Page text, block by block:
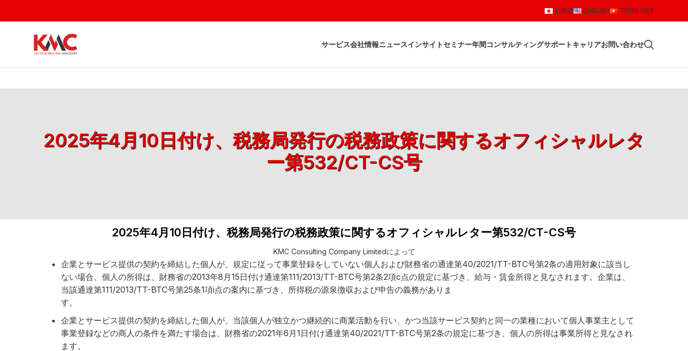
日本語 ENGLISH TIẾNG VIỆT
サービス会社情報ニュースインサイトセミナー年間コンサルティングサポートキャリアお問い合わせ
2025年4月10日付け、税務局発行の税務政策に関するオフィシャルレタ
ー第532/CT-CS号
2025年4月10日付け、税務局発行の税務政策に関するオフィシャルレター第532/CT-CS号
KMC Consulting Company Limitedによって
企業とサービス提供の契約を締結した個人が、規定に従って事業登録をしていない個人および財務省の通達第40/2021/TT-BTC号第2条の適用対象に該当し
ない場合、個人の所得は、財務省の2013年8月15日付け通達第111/2013/TT-BTC号第2条2項c点の規定に基づき、給与・賃金所得と見なされます。企業は、
当該通達第111/2013/TT-BTC号第25条1項i点の案内に基づき、所得税の源泉徴収および申告の義務がありま
す。
企業とサービス提供の契約を締結した個人が、当該個人が独立かつ継続的に商業活動を行い、かつ当該サービス契約と同一の業種において個人事業主として
事業登録などの商人の条件を満たす場合は、財務省の2021年6月1日付け通達第40/2021/TT-BTC号第2条の規定に基づき、個人の所得は事業所得と見なされ
ます。